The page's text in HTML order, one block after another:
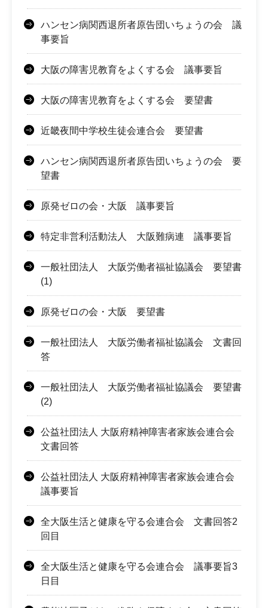
ハンセン病関西退所者原告団いちょうの会 議
事要旨
大阪の障害児教育をよくする会 議事要旨
大阪の障害児教育をよくする会 要望書
近畿夜間中学校生徒会連合会 要望書
ハンセン病関西退所者原告団いちょうの会 要
望書
原発ゼロの会・大阪 議事要旨
特定非営利活動法人 大阪難病連 議事要旨
一般社団法人 大阪労働者福祉協議会 要望書
(1)
原発ゼロの会・大阪 要望書
一般社団法人 大阪労働者福祉協議会 文書回
答
一般社団法人 大阪労働者福祉協議会 要望書
(2)
公益社団法人 大阪府精神障害者家族会連合会
文書回答
公益社団法人 大阪府精神障害者家族会連合会
議事要旨
全大阪生活と健康を守る会連合会 文書回答2
回目
全大阪生活と健康を守る会連合会 議事要旨3
日目